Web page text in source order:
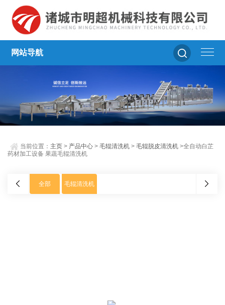
网站导航
当前位置： 主页 > 产品中心 >毛辊清洗机 >毛辊脱皮清洗机 >全自动白芷
药材加工设备 果蔬毛辊清洗机
全部 毛辊清洗机